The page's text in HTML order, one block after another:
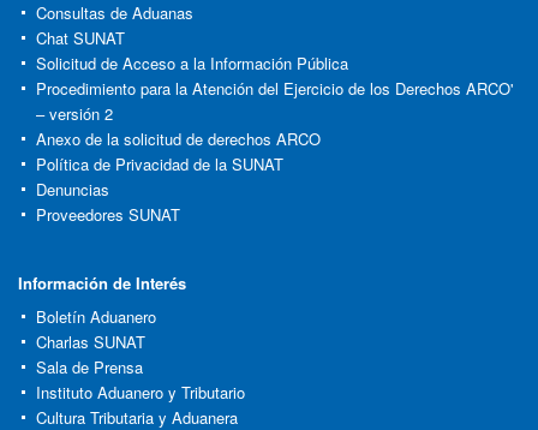
Consultas de Aduanas
Chat SUNAT
Solicitud de Acceso a la Información Pública
Procedimiento para la Atención del Ejercicio de los Derechos ARCO'
– versión 2
Anexo de la solicitud de derechos ARCO
Política de Privacidad de la SUNAT
Denuncias
Proveedores SUNAT
Información de Interés
Boletín Aduanero
Charlas SUNAT
Sala de Prensa
Instituto Aduanero y Tributario
Cultura Tributaria y Aduanera